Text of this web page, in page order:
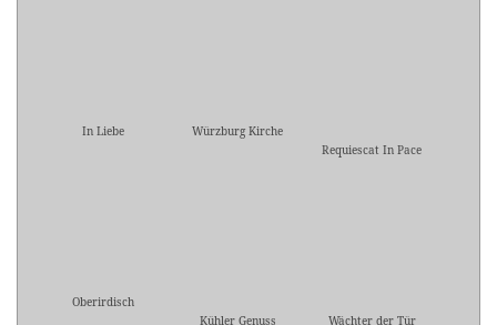
In Liebe
Würzburg Kirche
Requiescat In Pace
Oberirdisch
Kühler Genuss
Wächter der Tür